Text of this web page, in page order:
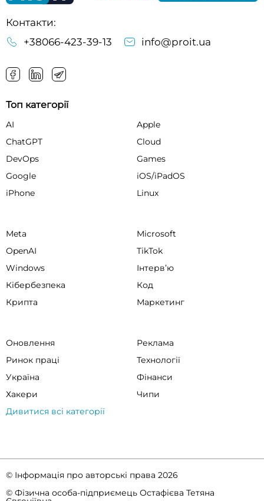
Контакти:
+38066-423-39-13
info@proit.ua
Топ категорії
AI
Apple
ChatGPT
Cloud
DevOps
Games
Google
iOS/iPadOS
iPhone
Linux
Meta
Microsoft
OpenAI
TikTok
Windows
Інтервʼю
Кібербезпека
Код
Крипта
Маркетинг
Оновлення
Реклама
Ринок праці
Технології
Україна
Фінанси
Хакери
Чипи
Дивитися всі категорії
© Інформація про авторські права 2026
© Фізична особа-підприємець Остафієва Тетяна